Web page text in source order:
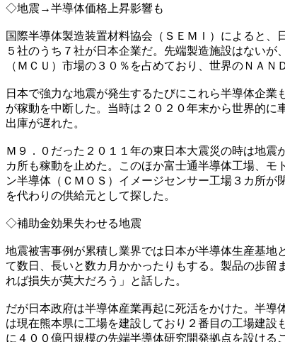
◇地震→半導体価格上昇影響も
国際半導体製造装置材料協会（ＳＥＭＩ）によると
５社のうち７社が日本企業だ。先端製造施設はない
（ＭＣＵ）市場の３０％を占めており、世界のＮＡ
日本で強力な地震が発生するたびにこれら半導体企
が稼動を中断した。当時は２０２０年末から世界的
出庫が遅れた。
Ｍ９．０だった２０１１年の東日本大震災の時は地
カ所も稼動を止めた。このほか富士通半導体工場、
ン半導体（ＣＭＯＳ）イメージセンサー工場３カ所
を代わりの供給元として探した。
◇補助金効果失わせる地震
地震被害事例が累積し業界では日本が半導体生産基地
て数日、長いと数カ月かかったりもする。製品の歩
れば損失が莫大だろう」と話した。
だが日本政府は半導体産業再起に死活をかけた。半
は現在熊本県に工場を建設しており２番目の工場建
に４００億円規模の先端半導体研究開発拠点を設け